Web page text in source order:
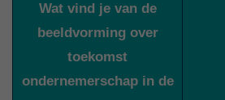
Wat vind je van de
beeldvorming over
toekomst
ondernemerschap in de